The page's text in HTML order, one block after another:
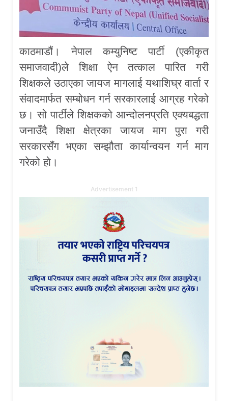
काठमाडौं। नेपाल कम्युनिष्ट पार्टी (एकीकृत
समाजवादी)ले शिक्षा ऐन तत्काल पारित गरी
शिक्षकले उठाएका जायज मागलाई यथाशिघ्र वार्ता र
संवादमार्फत सम्बोधन गर्न सरकारलाई आग्रह गरेको
छ। सो पार्टीले शिक्षकको आन्दोलनप्रति एक्यबद्धता
जनाउँदै शिक्षा क्षेत्रका जायज माग पुरा गरी
सरकारसँग भएका सम्झौता कार्यान्वयन गर्न माग
गरेको हो।
Advertisement 1